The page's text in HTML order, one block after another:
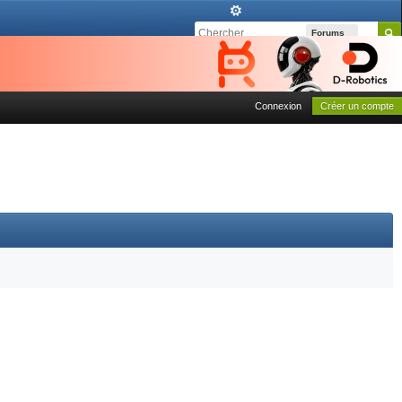
Forums
Connexion Créer un compte